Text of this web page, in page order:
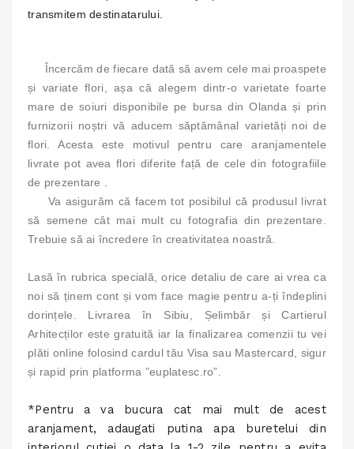
transmitem destinatarului.
Încercăm de fiecare dată să avem cele mai proaspete
și variate flori, așa că alegem dintr-o varietate foarte
mare de soiuri disponibile pe bursa din Olanda și prin
furnizorii noștri vă aducem săptămânal varietăți noi de
flori. Acesta este motivul pentru care aranjamentele
livrate pot avea flori diferite față de cele din fotografiile
de prezentare .
Va asigurăm că facem tot posibilul că produsul livrat
să semene cât mai mult cu fotografia din prezentare.
Trebuie să ai încredere în creativitatea noastră.
Lasă în rubrica specială, orice detaliu de care ai vrea ca
noi să ținem cont și vom face magie pentru a-ți îndeplini
dorințele. Livrarea în Sibiu, Șelimbăr și Cartierul
Arhitecților este gratuită iar la finalizarea comenzii tu vei
plăti online folosind cardul tău Visa sau Mastercard, sigur
și rapid prin platforma ”euplatesc.ro”.
*Pentru a va bucura cat mai mult de acest
aranjament, adaugati putina apa buretelui din